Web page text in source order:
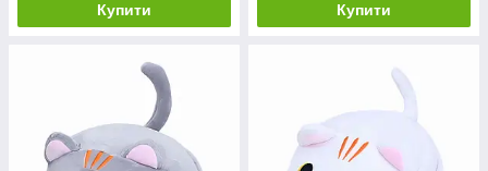
Купити Купити